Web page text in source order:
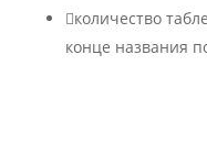
количество
конце названия